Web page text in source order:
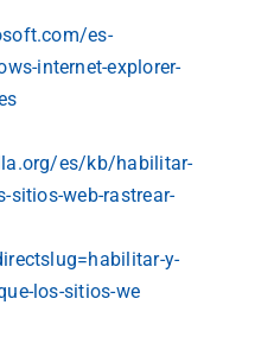
es-
internet-explorer-
es/kb/habilitar-
sitios-web-rastrear-
y-
los-sitios-we